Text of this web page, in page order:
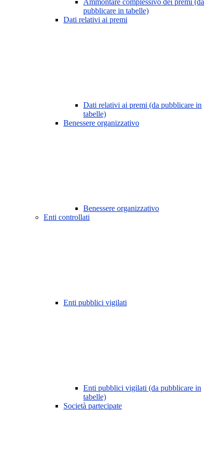
Ammontare complessivo dei premi (da
pubblicare in tabelle)
Dati relativi ai premi
Dati relativi ai premi (da pubblicare in
tabelle)
Benessere organizzativo
Benessere organizzativo
Enti controllati
Enti pubblici vigilati
Enti pubblici vigilati (da pubblicare in
tabelle)
Società partecipate